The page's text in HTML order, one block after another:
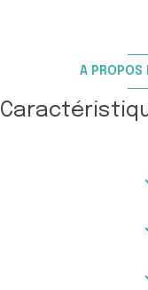
A PROPOS